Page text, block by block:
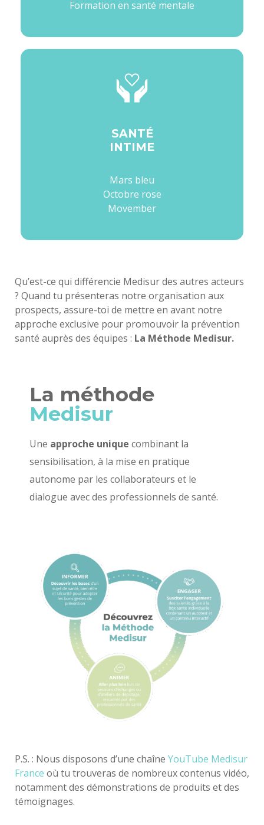
Formation en santé mentale
SANTÉ
INTIME
Mars bleu
Octobre rose
Movember
Qu’est-ce qui différencie Medisur des autres acteurs
? Quand tu présenteras notre organisation aux
prospects, assure-toi de mettre en avant notre
approche exclusive pour promouvoir la prévention
santé auprès des équipes : La Méthode Medisur.
La méthode
Medisur
Une approche unique combinant la
sensibilisation, à la mise en pratique
autonome par les collaborateurs et le
dialogue avec des professionnels de santé.
P.S. : Nous disposons d’une chaîne YouTube Medisur
France où tu trouveras de nombreux contenus vidéo,
notamment des démonstrations de produits et des
témoignages.